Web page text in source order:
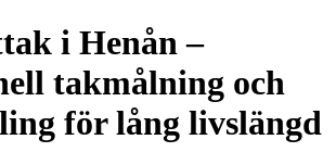
i Henån –
takmålning och
för lång livslängd